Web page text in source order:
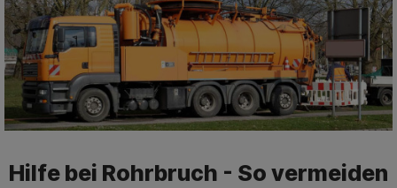
Hilfe bei Rohrbruch - So vermeiden